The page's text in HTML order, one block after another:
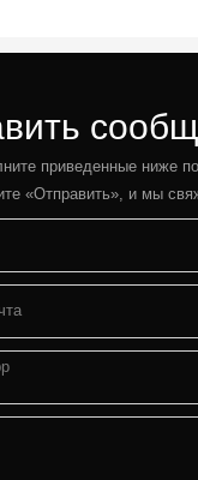
приведенные ниже
«Отправить», и мы